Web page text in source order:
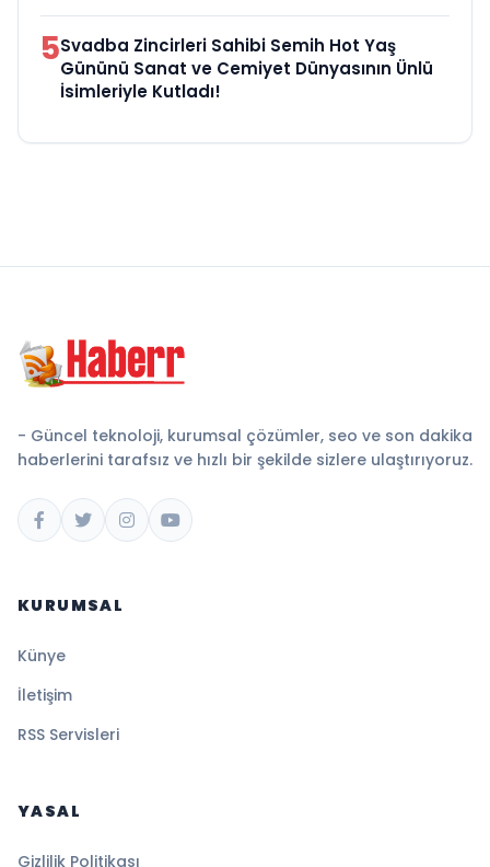
5Svadba Zincirleri Sahibi Semih Hot Yaş
Gününü Sanat ve Cemiyet Dünyasının Ünlü
İsimleriyle Kutladı!
- Güncel teknoloji, kurumsal çözümler, seo ve son dakika
haberlerini tarafsız ve hızlı bir şekilde sizlere ulaştırıyoruz.
KURUMSAL
Künye
İletişim
RSS Servisleri
YASAL
Gizlilik Politikası